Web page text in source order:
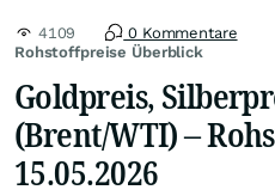
Rohstoffpreise Überblick
4109 0 Kommentare
Goldpreis,
(Brent/WTI) –
15.05.2026